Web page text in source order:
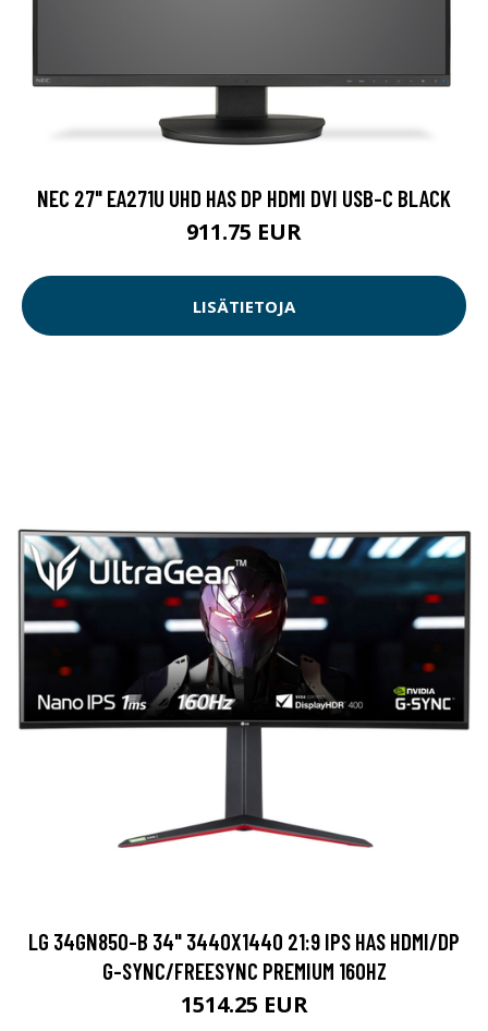
NEC 27" EA271U UHD HAS DP HDMI DVI USB-C BLACK
911.75 EUR
LISÄTIETOJA
LG 34GN850-B 34" 3440X1440 21:9 IPS HAS HDMI/DP
G-SYNC/FREESYNC PREMIUM 160HZ
1514.25 EUR